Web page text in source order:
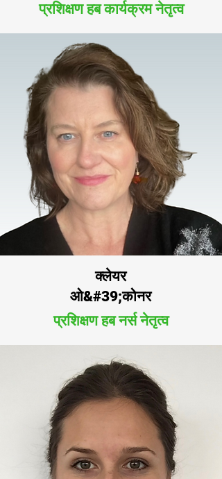
प्रशिक्षण हब कार्यक्रम नेतृत्व
क्लेयर
ओ&#39;कोनर
प्रशिक्षण हब नर्स नेतृत्व